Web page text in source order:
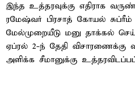
இந்த உத்தரவுக்கு எதிராக
ரமேஷ்வர் பிரசாத் கோயல்
மேல்முறையீடு மனு தாக்கல்
ஏப்ரல் 2-ந் தேதி விசாரணைக்கு
அளிக்க சீமானுக்கு